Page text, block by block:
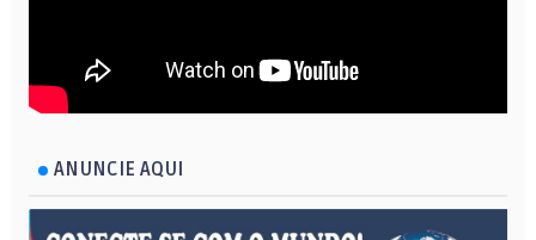
ANUNCIE AQUI